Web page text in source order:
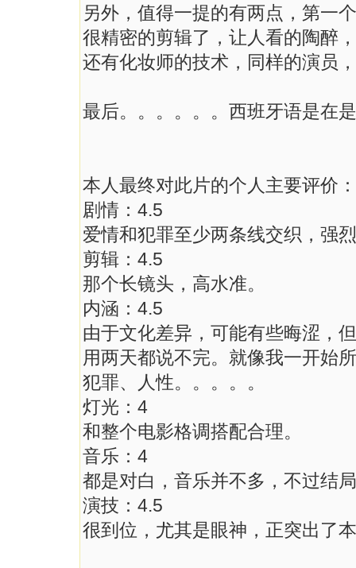
另外，值得一提的有两点，第一
很精密的剪辑了，让人看的陶醉
还有化妆师的技术，同样的演员
最后。。。。。。西班牙语是在
本人最终对此片的个人主要评价
剧情：4.5
爱情和犯罪至少两条线交织，强
剪辑：4.5
那个长镜头，高水准。
内涵：4.5
由于文化差异，可能有些晦涩，
用两天都说不完。就像我一开始
犯罪、人性。。。。。
灯光：4
和整个电影格调搭配合理。
音乐：4
都是对白，音乐并不多，不过结
演技：4.5
很到位，尤其是眼神，正突出了